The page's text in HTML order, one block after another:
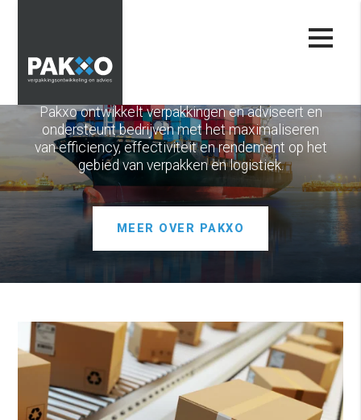
Pakxo ontwikkelt verpakkingen en adviseert en
ondersteunt bedrijven met het maximaliseren
van efficiency, effectiviteit en rendement op het
gebied van verpakken en logistiek.
MEER OVER PAKXO